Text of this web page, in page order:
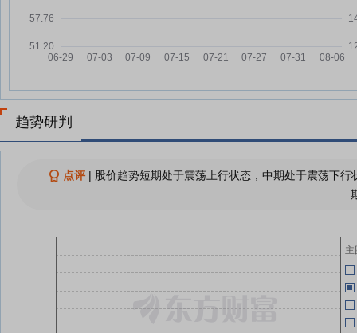
欧普照明为全资子公司提供
07-22
欧普照明：为全资子公司欧普照明
元担保
07-22
查看更多 05-21
04-30
趋势研判
点评| 股价趋势短期处于震荡上行状态，中期处于震荡下
主